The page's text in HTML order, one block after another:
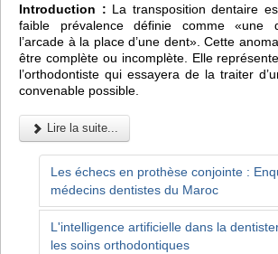
Introduction : La transposition dentaire
faible prévalence définie comme «une
l’arcade à la place d’une dent». Cette
être complète ou incomplète. Elle
l’orthodontiste qui essayera de la traiter
convenable possible.
Lire la suite...
Les échecs en prothèse conjointe :
médecins dentistes du Maroc
L'intelligence artificielle dans la
les soins orthodontiques